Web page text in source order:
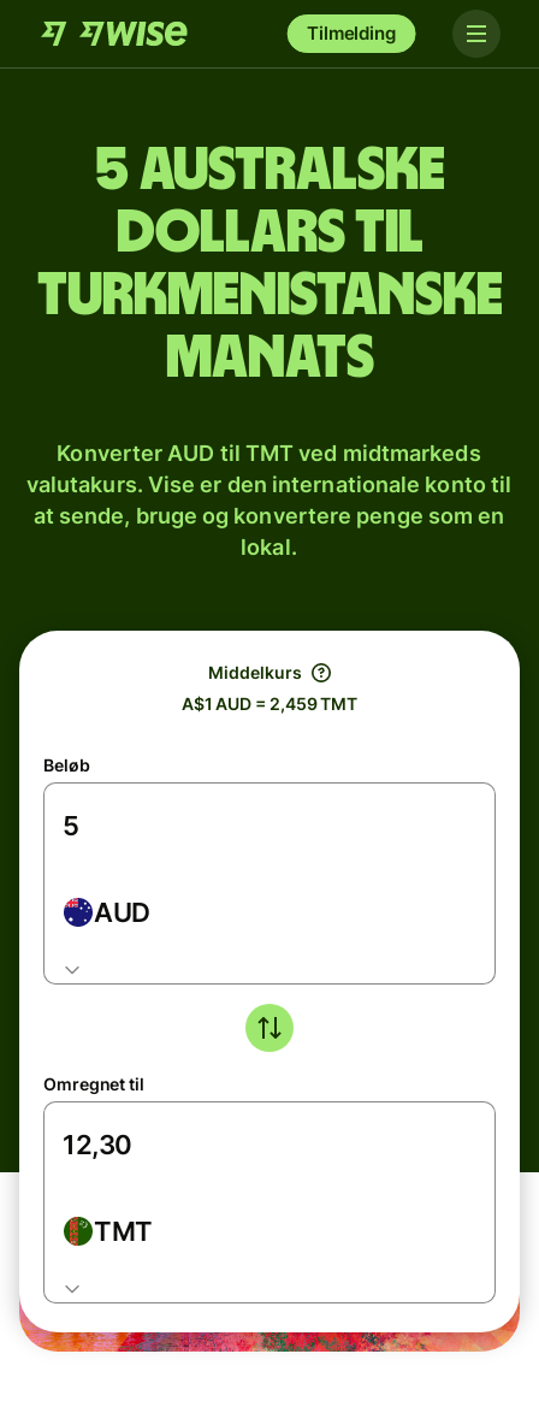
Tilmelding
5 australske
dollars til
turkmenistanske
manats
Konverter AUD til TMT ved midtmarkeds
valutakurs. Vise er den internationale konto til
at sende, bruge og konvertere penge som en
lokal.
Middelkurs
A$1 AUD = 2,459 TMT
Beløb
AUD
Omregnet til
TMT